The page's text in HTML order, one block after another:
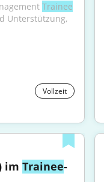
Trainee
Unterstützung,
Vollzeit
im Trainee-